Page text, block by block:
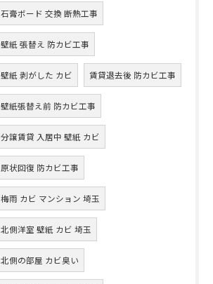
石膏ボード 交換 断熱工事
壁紙 張替え 防カビ工事
壁紙 剥がした カビ 賃貸退去後 防カビ工事
壁紙張替え前 防カビ工事
分譲賃貸 入居中 壁紙 カビ
原状回復 防カビ工事
梅雨 カビ マンション 埼玉
北側洋室 壁紙 カビ 埼玉
北側の部屋 カビ臭い